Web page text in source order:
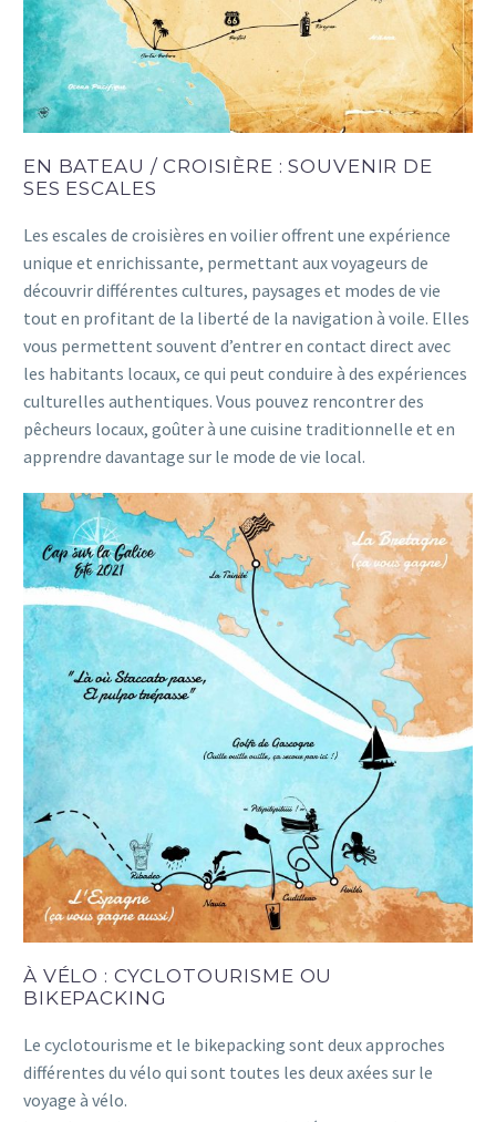
EN BATEAU / CROISIÈRE : SOUVENIR DE
SES ESCALES
Les escales de croisières en voilier offrent une expérience
unique et enrichissante, permettant aux voyageurs de
découvrir différentes cultures, paysages et modes de vie
tout en profitant de la liberté de la navigation à voile. Elles
vous permettent souvent d’entrer en contact direct avec
les habitants locaux, ce qui peut conduire à des expériences
culturelles authentiques. Vous pouvez rencontrer des
pêcheurs locaux, goûter à une cuisine traditionnelle et en
apprendre davantage sur le mode de vie local.
À VÉLO : CYCLOTOURISME OU
BIKEPACKING
Le cyclotourisme et le bikepacking sont deux approches
différentes du vélo qui sont toutes les deux axées sur le
voyage à vélo.